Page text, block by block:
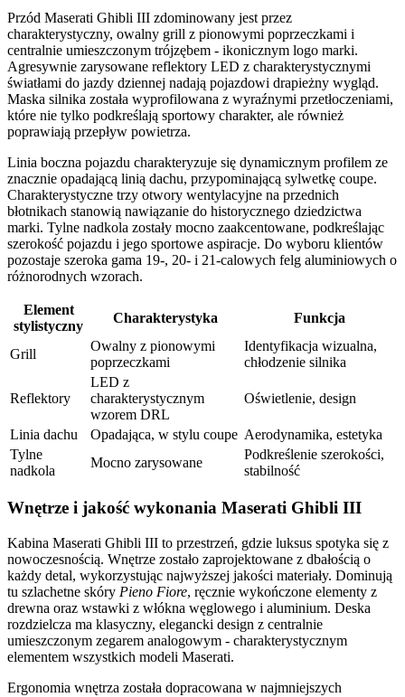
Przód Maserati Ghibli III zdominowany jest przez
charakterystyczny, owalny grill z pionowymi poprzeczkami i
centralnie umieszczonym trójzębem - ikonicznym logo marki.
Agresywnie zarysowane reflektory LED z charakterystycznymi
światłami do jazdy dziennej nadają pojazdowi drapieżny wygląd.
Maska silnika została wyprofilowana z wyraźnymi przetłoczeniami,
które nie tylko podkreślają sportowy charakter, ale również
poprawiają przepływ powietrza.
Linia boczna pojazdu charakteryzuje się dynamicznym profilem ze
znacznie opadającą linią dachu, przypominającą sylwetkę coupe.
Charakterystyczne trzy otwory wentylacyjne na przednich
błotnikach stanowią nawiązanie do historycznego dziedzictwa
marki. Tylne nadkola zostały mocno zaakcentowane, podkreślając
szerokość pojazdu i jego sportowe aspiracje. Do wyboru klientów
pozostaje szeroka gama 19-, 20- i 21-calowych felg aluminiowych o
różnorodnych wzorach.
Element
stylistyczny
Charakterystyka Funkcja
Grill
Owalny z pionowymi
poprzeczkami
Identyfikacja wizualna,
chłodzenie silnika
Reflektory
LED z
charakterystycznym
wzorem DRL
Oświetlenie, design
Linia dachu Opadająca, w stylu coupe Aerodynamika, estetyka
Tylne
nadkola
Mocno zarysowane
Podkreślenie szerokości,
stabilność
Wnętrze i jakość wykonania Maserati Ghibli III
Kabina Maserati Ghibli III to przestrzeń, gdzie luksus spotyka się z
nowoczesnością. Wnętrze zostało zaprojektowane z dbałością o
każdy detal, wykorzystując najwyższej jakości materiały. Dominują
tu szlachetne skóry Pieno Fiore, ręcznie wykończone elementy z
drewna oraz wstawki z włókna węglowego i aluminium. Deska
rozdzielcza ma klasyczny, elegancki design z centralnie
umieszczonym zegarem analogowym - charakterystycznym
elementem wszystkich modeli Maserati.
Ergonomia wnętrza została dopracowana w najmniejszych